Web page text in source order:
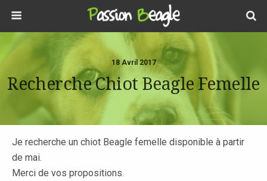
18 Avril 2017
Recherche Chiot Beagle Femelle
Je recherche un chiot Beagle femelle disponible à partir
de mai.
Merci de vos propositions.